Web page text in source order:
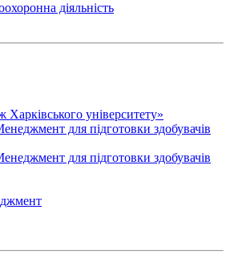
діяльність
Харківського університету»
для підготовки здобувачів
для підготовки здобувачів